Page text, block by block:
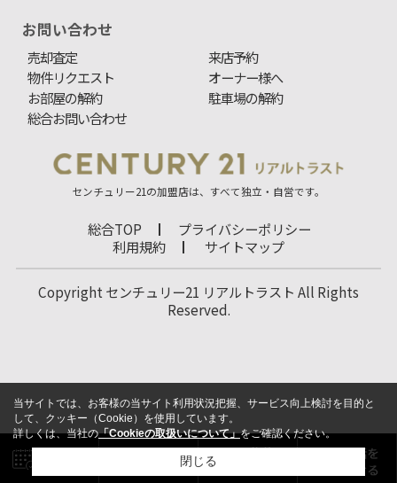
お問い合わせ
売却査定
来店予約
物件リクエスト
オーナー様へ
お部屋の解約
駐車場の解約
総合お問い合わせ
センチュリー21の加盟店は、すべて独立・自営です。
総合TOP
プライバシーポリシー
利用規約
サイトマップ
Copyright センチュリー21 リアルトラスト All Rights
Reserved.
当サイトでは、お客様の当サイト利用状況把握、サービス向上検討を目的と
して、クッキー（Cookie）を使用しています。
詳しくは、当社の「Cookieの取扱いについて」をご確認ください。
閉じる